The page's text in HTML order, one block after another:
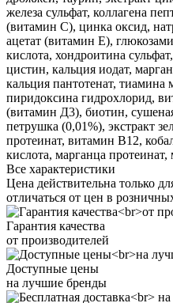
железа сульфат, коллагена
(витамин С), цинка оксид,
ацетат (витамин Е),
кислота, хондроитина
цистин, кальция иодат,
кальция пантотенат,
пиридоксина гидрохлорид,
(витамин Д3), биотин,
петрушка (0,01%), экстракт
протеинат, витамин В12,
кислота, марганца
Все характеристики
Цена действительна только
отличаться от цен в
Гарантия качества
от производителей
Доступные цены
на лучшие бренды